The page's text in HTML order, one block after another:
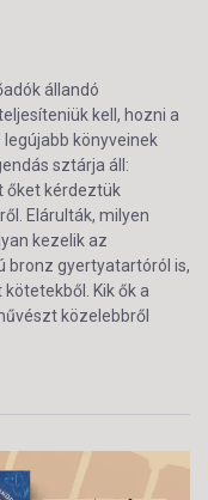
állandó
kell, hozni a
könyveinek
sztárja áll:
őket kérdeztük
Elárulták, milyen
kezelik az
bronz gyertyatartóról is,
Kik ők a
közelebbről